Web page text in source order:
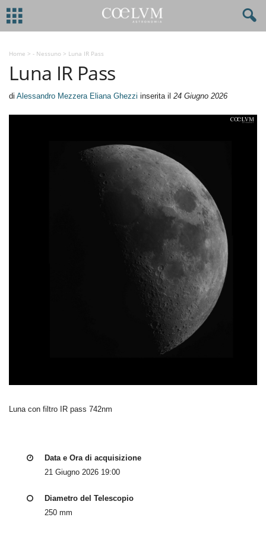
Home > - Nessuno > Luna IR Pass
Luna IR Pass
di Alessandro Mezzera Eliana Ghezzi inserita il 24 Giugno 2026
Luna con filtro IR pass 742nm
Data e Ora di acquisizione
21 Giugno 2026 19:00
Diametro del Telescopio
250 mm